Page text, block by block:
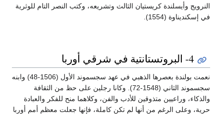
النرويج وأيسلندة كريستيان الثالث وتشريعه، وكتب النصر التام للوثرية
في إسكنديناوة (1554).
4- البروتستانتية في شرقي أوربا
نعمت بولندة بعصرها الذهبي في عهد سجسموند الأول (1506-48) وابنه
سجسموند الثاني (1548-72). وكانا رجلين على حظ من الثقافة
والذكاء، وراعيين متذوقين للأدب والفن، وكلاهما منح للفكر والعبادة
حرية، وعلى الرغم من أنها لم تكن كاملة، فإنها جعلت معظم أمم أوربا